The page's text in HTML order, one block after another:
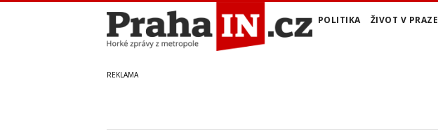
POLITIKA ŽIVOT V PRAZE